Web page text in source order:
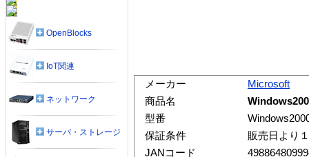
メーカー
Microsoft
商品名
型番
保証条件
販売日より
JANコード
OpenBlocks
IoT関連
ネットワーク
サーバ・ストレージ